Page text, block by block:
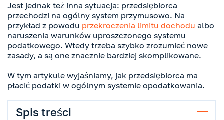
Jest jednak też inna sytuacja: przedsiębiorca
przechodzi na ogólny system przymusowo. Na
przykład z powodu przekroczenia limitu dochodu albo
naruszenia warunków uproszczonego systemu
podatkowego. Wtedy trzeba szybko zrozumieć nowe
zasady, a są one znacznie bardziej skomplikowane.
W tym artykule wyjaśniamy, jak przedsiębiorca ma
płacić podatki w ogólnym systemie opodatkowania.
Spis treści